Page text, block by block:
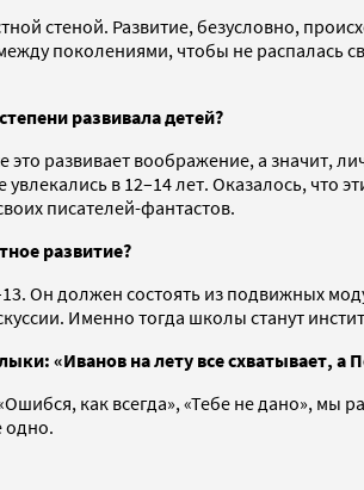
стеной. Развитие, безусловно,
поколениями, чтобы не распалась
развивала детей?
развивает воображение, а значит,
в 12–14 лет. Оказалось,
писателей-фантастов.
развитие?
Он должен состоять из подвижных
Именно тогда школы станут
«Иванов на лету все схватывает, а
как всегда», «Тебе не дано», мы
одно.